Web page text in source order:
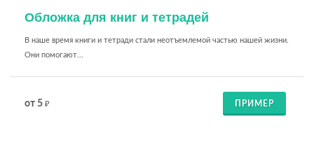
Обложка для книг и тетрадей
В наше время книги и тетради стали неотъемлемой частью нашей жизни.
Они помогают...
от 5 ₽ ПРИМЕР